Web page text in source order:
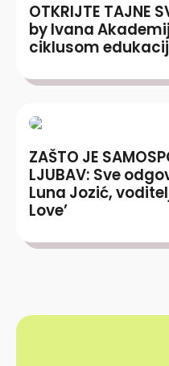
OTKRIJTE TAJNE
by Ivana
ciklusom
ZAŠTO JE
LJUBAV: Sve
Luna Jozić,
Love’